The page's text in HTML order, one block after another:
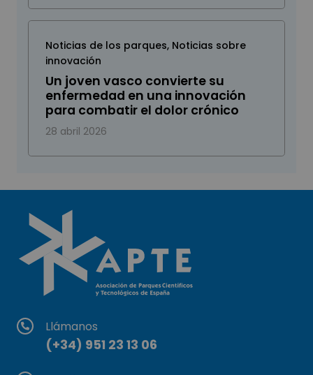
Noticias de los parques, Noticias sobre
innovación
Un joven vasco convierte su
enfermedad en una innovación
para combatir el dolor crónico
28 abril 2026
Llámanos
(+34) 951 23 13 06